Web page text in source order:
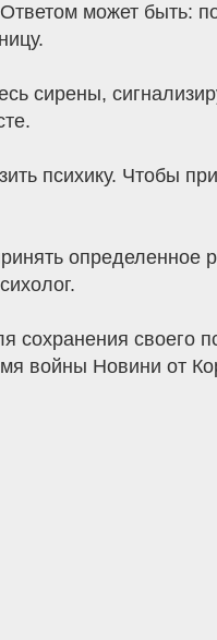
может быть:
сирены,
психику. Чтобы
определенное
своего
войны Новини от